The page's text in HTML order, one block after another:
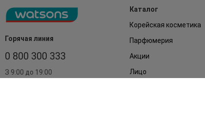
Горячая линия
0 800 300 333
З 9:00 до 19:00
Каталог
Корейская косметика
Парфюмерия
Акции
Лицо